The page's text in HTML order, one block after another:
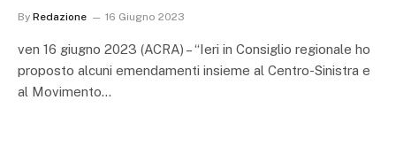
By Redazione 16 Giugno 2023
ven 16 giugno 2023 (ACRA) – “Ieri in Consiglio regionale ho
proposto alcuni emendamenti insieme al Centro-Sinistra e
al Movimento…